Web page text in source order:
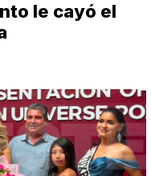
le cayó el